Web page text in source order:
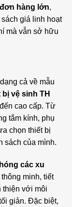
hàng lớn,
giá linh hoạt
mà vẫn sở hữu
cả về mẫu
vệ sinh TH
cao cấp. Từ
tắm kính, phụ
chọn thiết bị
sách của mình.
các xu
minh, tiết
thiện với môi
giản. Đặc biệt,